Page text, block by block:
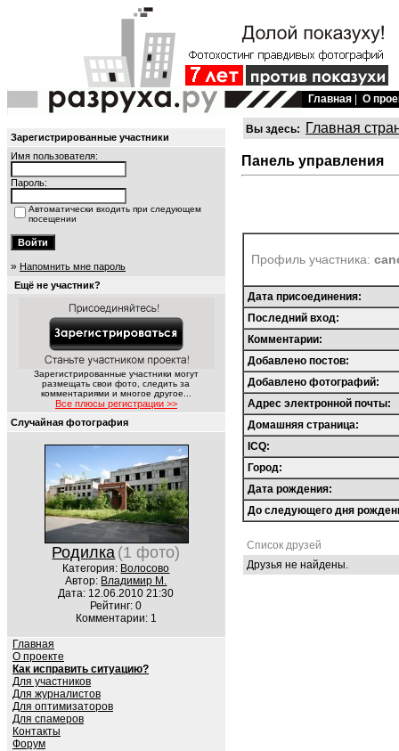
Главная О
Зарегистрированные участники
Имя пользователя:
Пароль:
Автоматически входить при следующем
посещении
» Напомнить мне пароль
Ещё не участник?
Зарегистрированные участники могут
размещать свои фото, следить за
комментариями и многое другое...
Все плюсы регистрации >>
Случайная фотография
Родилка (1 фото)
Категория: Волосово
Автор: Владимир M.
Дата: 12.06.2010 21:30
Рейтинг: 0
Комментарии: 1
Главная
О проекте
Как исправить ситуацию?
Для участников
Для журналистов
Для оптимизаторов
Для спамеров
Контакты
Форум
Вы здесь: Главная
Панель управления
Профиль участника:
Дата присоединения:
Последний вход:
Комментарии:
Добавлено постов:
Добавлено фотографий:
Адрес электронной почты:
Домашняя страница:
ICQ:
Город:
Дата рождения:
До следующего дня
Список друзей
Друзья не найдены.